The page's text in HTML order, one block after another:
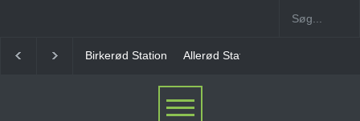
Birkerød Station Allerød Station